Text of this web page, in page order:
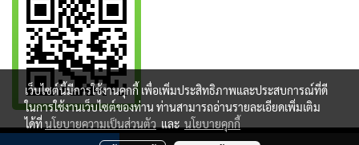
เว็บไซต์นี้มีการใช้งานคุกกี้ เพื่อเพิ่มประสิทธิภาพและประสบการณ์ที่ดี
ในการใช้งานเว็บไซต์ของท่าน ท่านสามารถอ่านรายละเอียดเพิ่มเติม
ได้ที่นโยบายความเป็นส่วนตัว และ นโยบายคุกกี้